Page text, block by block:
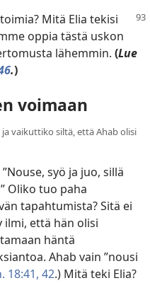
Mitä Elia tekisi
oppia tästä uskon
lähemmin. (Lue
.)
voimaan
vaikuttiko siltä, että Ahab olisi
syö ja juo, sillä
Oliko tuo paha
tapahtumista? Sitä ei
että hän olisi
häntä
Ahab vain ”nousi
18:41, 42.) Mitä teki Elia?